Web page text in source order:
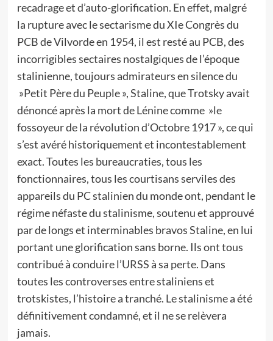
recadrage et d’auto-glorification. En effet, malgré
la rupture avec le sectarisme du XIe Congrès du
PCB de Vilvorde en 1954, il est resté au PCB, des
incorrigibles sectaires nostalgiques de l’époque
stalinienne, toujours admirateurs en silence du
»Petit Père du Peuple », Staline, que Trotsky avait
dénoncé après la mort de Lénine comme »le
fossoyeur de la révolution d’Octobre 1917 », ce qui
s’est avéré historiquement et incontestablement
exact. Toutes les bureaucraties, tous les
fonctionnaires, tous les courtisans serviles des
appareils du PC stalinien du monde ont, pendant le
régime néfaste du stalinisme, soutenu et approuvé
par de longs et interminables bravos Staline, en lui
portant une glorification sans borne. Ils ont tous
contribué à conduire l’URSS à sa perte. Dans
toutes les controverses entre staliniens et
trotskistes, l’histoire a tranché. Le stalinisme a été
définitivement condamné, et il ne se relèvera
jamais.